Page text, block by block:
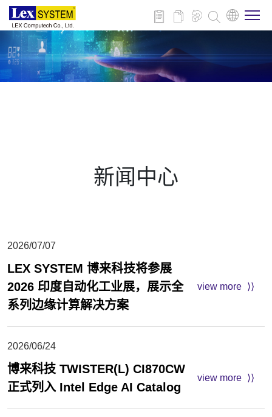
关于我们
新闻中心
2026/07/07
LEX SYSTEM 博来科技将参展
2026 印度自动化工业展，展示全
系列边缘计算解决方案
view more
2026/06/24
博来科技 TWISTER(L) CI870CW
正式列入 Intel Edge AI Catalog
view more